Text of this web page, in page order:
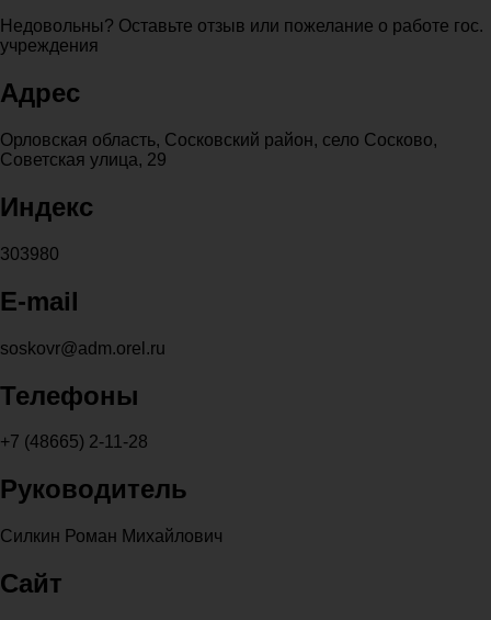
Недовольны? Оставьте отзыв или пожелание о работе гос.
учреждения
Адрес
Орловская область, Сосковский район, село Сосково,
Советская улица, 29
Индекс
303980
E-mail
soskovr@adm.orel.ru
Телефоны
+7 (48665) 2-11-28
Руководитель
Силкин Роман Михайлович
Сайт